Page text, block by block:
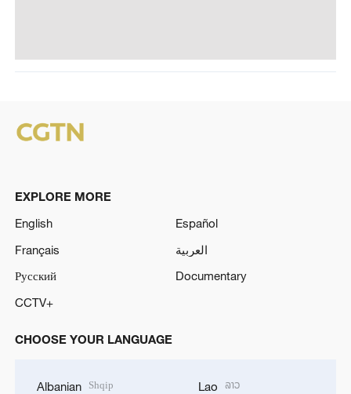
EXPLORE MORE
English
Español
Français
العربية
Русский
Documentary
CCTV+
CHOOSE YOUR LANGUAGE
Albanian Shqip Lao ລາວ